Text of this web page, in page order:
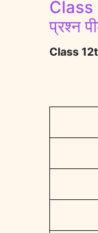
Class
प्रश्न
Class